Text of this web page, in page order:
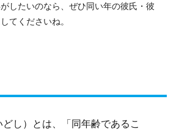
したいのなら、ぜひ同い年の彼氏・彼
てくださいね。
し）とは、「同年齢であるこ